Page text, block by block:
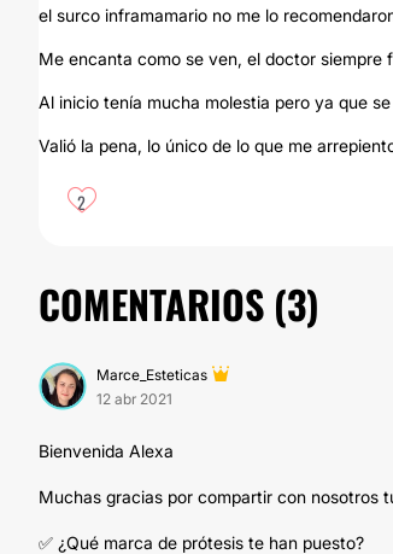
el surco inframamario no me lo
Me encanta como se ven, el doctor siempre
Al inicio tenía mucha molestia pero ya que
Valió la pena, lo único de lo que me
2
COMENTARIOS (3)
Marce_Esteticas
12 abr 2021
Bienvenida Alexa
Muchas gracias por compartir con nosotros
✅ ¿Qué marca de prótesis te han puesto?